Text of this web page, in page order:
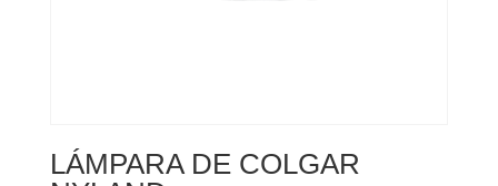
LÁMPARA DE COLGAR